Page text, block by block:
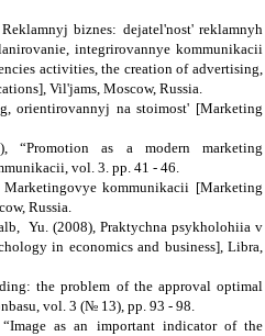
biznes: dejatel'nost' reklamnyh
integrirovannye kommunikacii
activities, the creation of advertising,
Vil'jams, Moscow, Russia.
orientirovannyj na stoimost' [Marketing
“Promotion as a modern
marketing
vol. 3. pp. 41 - 46.
kommunikacii [Marketing
Russia.
, Yu.(2008), Praktychna psykholohiia v
in economics and business],Libra,
: the problem of the approval optimal
, vol. 3 (№ 13), pp. 93 - 98.
“Image as an important indicator of the